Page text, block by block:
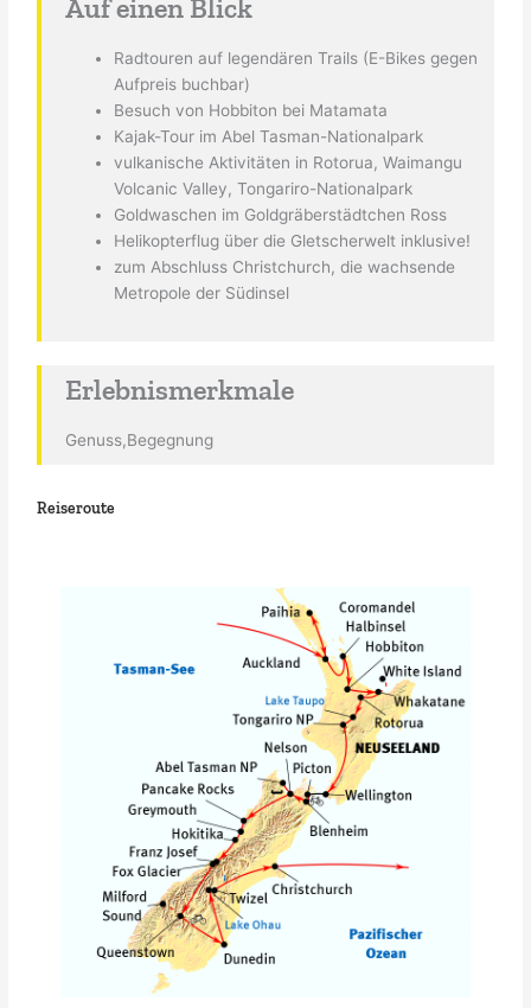
Auf einen Blick
Radtouren auf legendären Trails (E-Bikes gegen
Aufpreis buchbar)
Besuch von Hobbiton bei Matamata
Kajak-Tour im Abel Tasman-Nationalpark
vulkanische Aktivitäten in Rotorua, Waimangu
Volcanic Valley, Tongariro-Nationalpark
Goldwaschen im Goldgräberstädtchen Ross
Helikopterflug über die Gletscherwelt inklusive!
zum Abschluss Christchurch, die wachsende
Metropole der Südinsel
Erlebnismerkmale
Genuss,Begegnung
Reiseroute